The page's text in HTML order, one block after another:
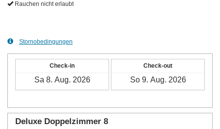
Rauchen nicht erlaubt
Stornobedingungen
Check-in Check-out
Deluxe Doppelzimmer 8